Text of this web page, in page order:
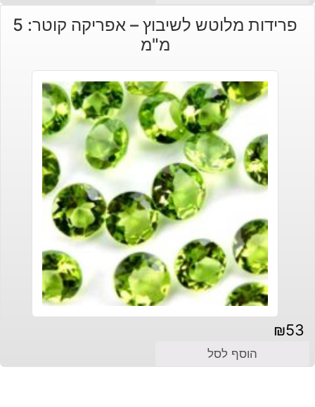
פרידות מלוטש לשיבוץ – אפריקה קוטר: 5
מ"מ
₪53
הוסף לסל